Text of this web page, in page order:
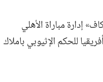
إدارة مباراة الأهلي
للحكم الإثيوبي باملاك